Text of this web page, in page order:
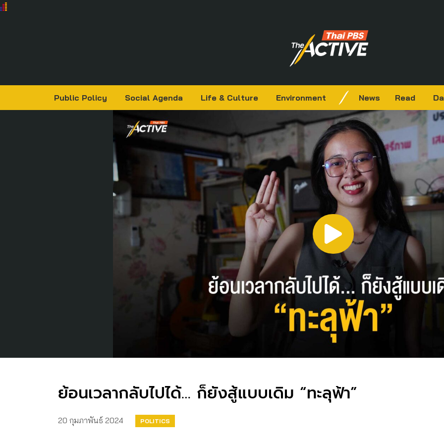
Public Policy Social Agenda Life & Culture Environment News Read
ย้อนเวลากลับไปได้… ก็ยังสู้แบบเดิม “ทะลุฟ้า”
20 กุมภาพันธ์ 2024 POLITICS